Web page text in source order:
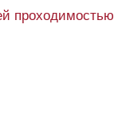
проходимостью